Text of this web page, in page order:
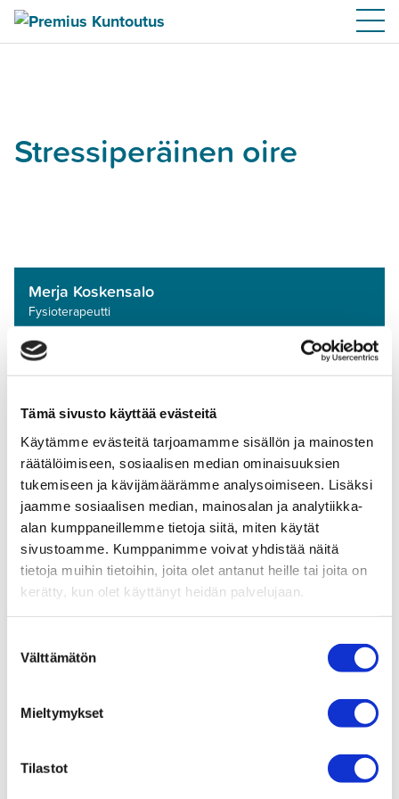
Tämä sivusto käyttää evästeitä
Käytämme evästeitä tarjoamamme sisällön ja mainosten
räätälöimiseen, sosiaalisen median ominaisuuksien
tukemiseen ja kävijämäärämme analysoimiseen. Lisäksi
jaamme sosiaalisen median, mainosalan ja analytiikka-
alan kumppaneillemme tietoja siitä, miten käytät
sivustoamme. Kumppanimme voivat yhdistää näitä
tietoja muihin tietoihin, joita olet antanut heille tai joita on
kerätty, kun olet käyttänyt heidän palvelujaan.
valinta
Välttämätön
Mieltymykset
Tilastot
Stressiperäinen oire
Merja Koskensalo
Fysioterapeutti
Iikka Oksanen
Outi Paldanius
Fysioterapeutti
Jonna Päivänurmi
Fysioterapeutti
Ellen Salmensuu
Fysioterapeutti